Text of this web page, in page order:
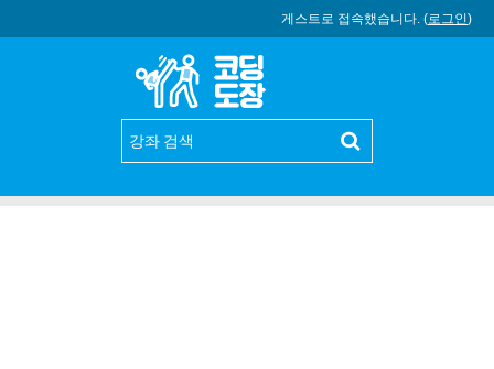
게스트로 접속했습니다. (로그인)